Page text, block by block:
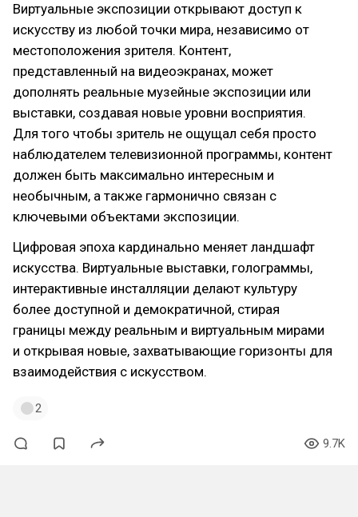
Виртуальные экспозиции открывают доступ к
искусству из любой точки мира, независимо от
местоположения зрителя. Контент,
представленный на видеоэкранах, может
дополнять реальные музейные экспозиции или
выставки, создавая новые уровни восприятия.
Для того чтобы зритель не ощущал себя просто
наблюдателем телевизионной программы, контент
должен быть максимально интересным и
необычным, а также гармонично связан с
ключевыми объектами экспозиции.
Цифровая эпоха кардинально меняет ландшафт
искусства. Виртуальные выставки, голограммы,
интерактивные инсталляции делают культуру
более доступной и демократичной, стирая
границы между реальным и виртуальным мирами
и открывая новые, захватывающие горизонты для
взаимодействия с искусством.
2
9.7K